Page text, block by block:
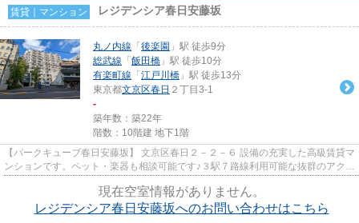
賃貸｜マンション レジデンシア春日安藤坂
丸ノ内線 「 後楽園 」駅 徒歩9分
総武線 「 飯田橋 」駅 徒歩10分
有楽町線 「 江戸川橋 」駅 徒歩13分
東京都文京区春日 ２丁目3-1
-
築年数：築22年
階数：10階建 地下1階
【パークキューブ春日安藤坂】 文京区春日２－２－６ 設備の充実した高級賃貸マ
ンションです。ペット・楽器も相談可能です♪３駅７路線利用可能な抜群のアクセ
現在空室情報がありません。
レジデンシア春日安藤坂へのお問い合わせはこちら